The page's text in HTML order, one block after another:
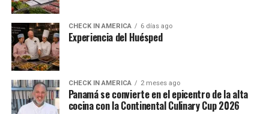
CHECK IN AMERICA 6 días ago
Experiencia del Huésped
CHECK IN AMERICA 2 meses ago
Panamá se convierte en el epicentro de la alta
cocina con la Continental Culinary Cup 2026